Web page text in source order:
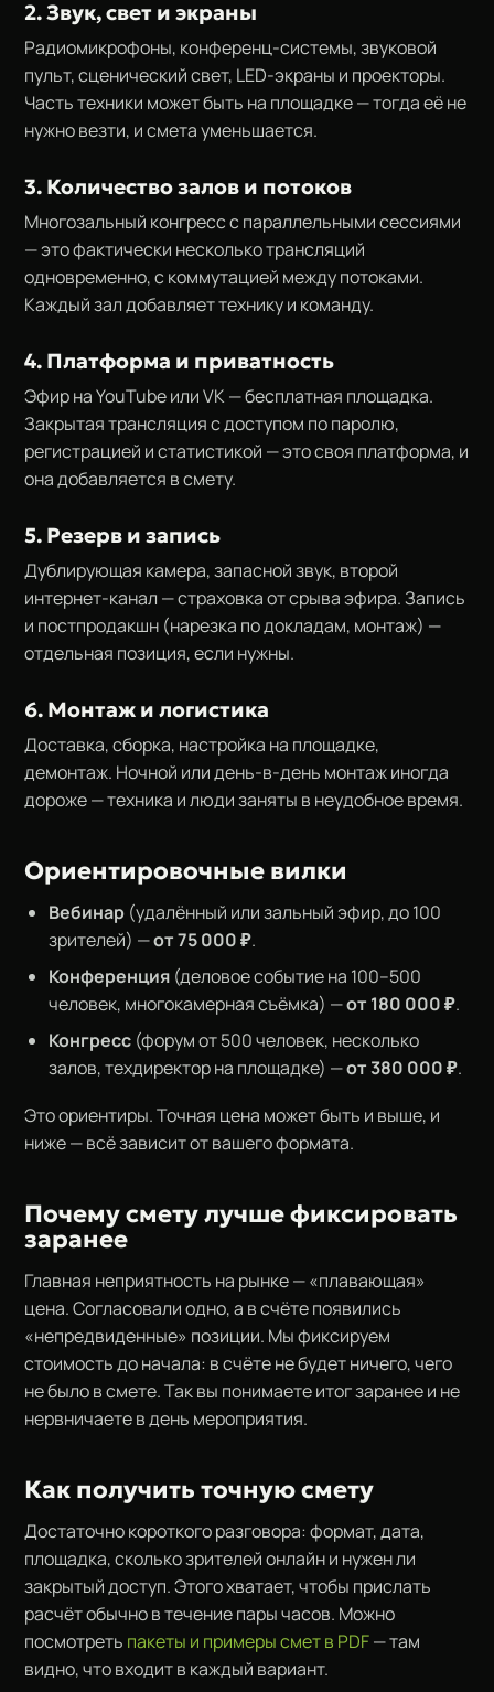
2. Звук, свет и экраны
Радиомикрофоны, конференц-системы, звуковой
пульт, сценический свет, LED-экраны и проекторы.
Часть техники может быть на площадке — тогда её не
нужно везти, и смета уменьшается.
3. Количество залов и потоков
Многозальный конгресс с параллельными сессиями
— это фактически несколько трансляций
одновременно, с коммутацией между потоками.
Каждый зал добавляет технику и команду.
4. Платформа и приватность
Эфир на YouTube или VK — бесплатная площадка.
Закрытая трансляция с доступом по паролю,
регистрацией и статистикой — это своя платформа, и
она добавляется в смету.
5. Резерв и запись
Дублирующая камера, запасной звук, второй
интернет-канал — страховка от срыва эфира. Запись
и постпродакшн (нарезка по докладам, монтаж) —
отдельная позиция, если нужны.
6. Монтаж и логистика
Доставка, сборка, настройка на площадке,
демонтаж. Ночной или день-в-день монтаж иногда
дороже — техника и люди заняты в неудобное время.
Ориентировочные вилки
Вебинар (удалённый или зальный эфир, до 100
зрителей) —от 75 000 ₽.
Конференция (деловое событие на 100–500
человек, многокамерная съёмка) —от 180 000 ₽.
Конгресс (форум от 500 человек, несколько
залов, техдиректор на площадке) —от 380 000 ₽.
Это ориентиры. Точная цена может быть и выше, и
ниже — всё зависит от вашего формата.
Почему смету лучше фиксировать
заранее
Главная неприятность на рынке — «плавающая»
цена. Согласовали одно, а в счёте появились
«непредвиденные» позиции. Мы фиксируем
стоимость до начала: в счёте не будет ничего, чего
не было в смете. Так вы понимаете итог заранее и не
нервничаете в день мероприятия.
Как получить точную смету
Достаточно короткого разговора: формат, дата,
площадка, сколько зрителей онлайн и нужен ли
закрытый доступ. Этого хватает, чтобы прислать
расчёт обычно в течение пары часов. Можно
посмотреть пакеты и примеры смет в PDF— там
видно, что входит в каждый вариант.